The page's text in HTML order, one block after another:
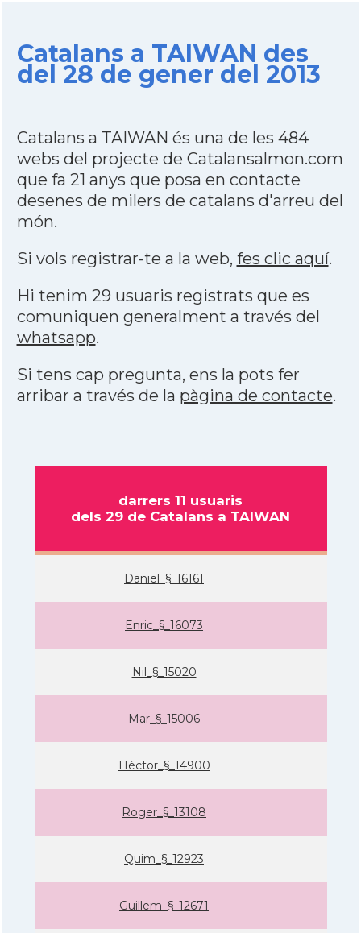
Catalans a TAIWAN des
del 28 de gener del 2013
Catalans a TAIWAN és una de les 484
webs del projecte de Catalansalmon.com
que fa 21 anys que posa en contacte
desenes de milers de catalans d'arreu del
món.
Si vols registrar-te a la web, fes clic aquí.
Hi tenim 29 usuaris registrats que es
comuniquen generalment a través del
whatsapp.
Si tens cap pregunta, ens la pots fer
arribar a través de la pàgina de contacte.
darrers 11 usuaris
dels 29 de Catalans a TAIWAN
Daniel_§_16161
Enric_§_16073
Nil_§_15020
Mar_§_15006
Héctor_§_14900
Roger_§_13108
Quim_§_12923
Guillem_§_12671